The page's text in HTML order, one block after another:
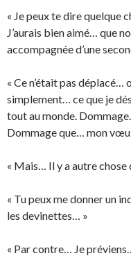
« Je peux te dire quelque
J’aurais bien aimé… que
accompagnée d’une
« Ce n’était pas
simplement… ce que je
tout au monde.
Dommage que… mon vœu
« Mais… Il y a autre chose
« Tu peux me donner un
les devinettes… »
« Par contre… Je